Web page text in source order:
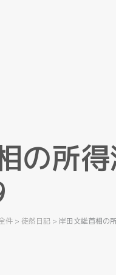
の所得
件 > 徒然日記 >岸田文雄首相の